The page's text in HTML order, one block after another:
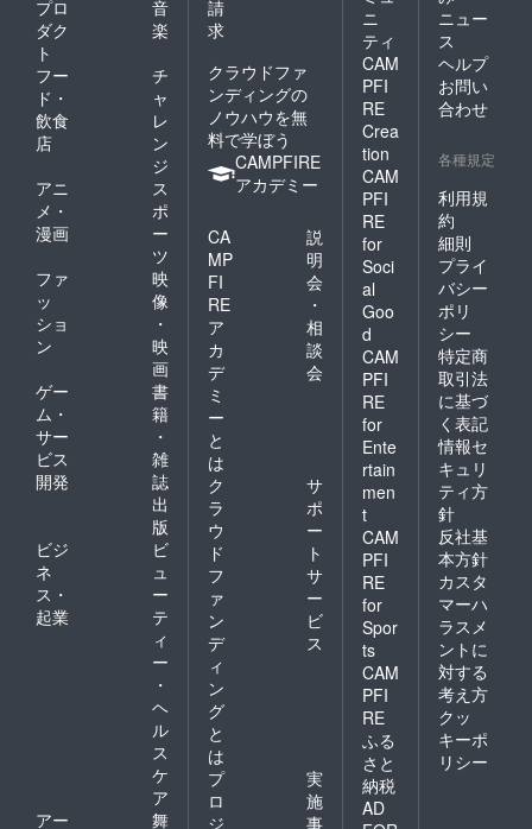
プロ
ダク
ト
音
楽
フー
ド・
飲食
店
チ
ャ
レ
ン
ジ
アニ
メ・
漫画
ス
ポ
ー
ツ
ファ
ッ
ショ
ン
映
像
・
映
画
ゲー
ム・
サー
ビス
開発
書
籍
・
雑
誌
出
版
ビジ
ネ
ス・
起業
ビ
ュ
ー
テ
ィ
ー
・
ヘ
ル
ス
ケ
ア
アー
舞
請
求
クラウドファ
ンディングの
ノウハウを無
料で学ぼう
CAMPFIRE
アカデミー
CA
MP
FI
RE
ア
カ
デ
ミ
ー
と
は
説
明
会
・
相
談
会
ク
ラ
ウ
ド
フ
ァ
ン
デ
ィ
ン
グ
と
は
サ
ポ
ー
ト
サ
ー
ビ
ス
プ
ロ
ジ
実
施
事
ニ
ティ
CAM
PFI
RE
Crea
tion
CAM
PFI
RE
for
Soci
al
Goo
d
CAM
PFI
RE
for
Ente
rtain
men
t
CAM
PFI
RE
for
Spor
ts
CAM
PFI
RE
ふる
さと
納税
AD
ニュー
ス
ヘルプ
お問い
合わせ
各種規定
利用規
約
細則
プライ
バシー
ポリ
シー
特定商
取引法
に基づ
く表記
情報セ
キュリ
ティ方
針
反社基
本方針
カスタ
マーハ
ラスメ
ントに
対する
考え方
クッ
キーポ
リシー